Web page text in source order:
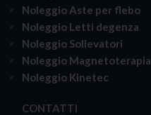
Noleggio Aste per flebo
Noleggio Letti degenza
Noleggio Sollevatori
Noleggio Magnetoterapia
Noleggio Kinetec
CONTATTI